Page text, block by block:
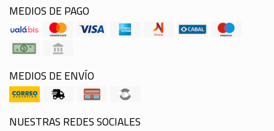
MEDIOS DE PAGO
MEDIOS DE ENVÍO
NUESTRAS REDES SOCIALES